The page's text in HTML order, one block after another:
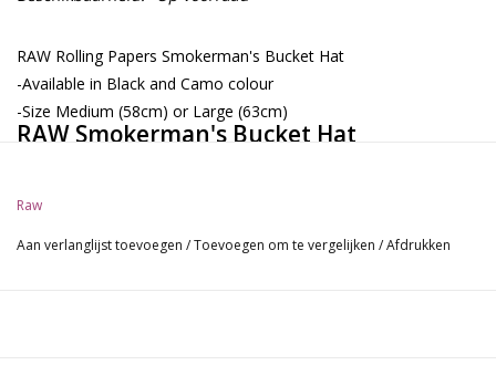
RAW Rolling Papers Smokerman's Bucket Hat
-Available in Black and Camo colour
-Size Medium (58cm) or Large (63cm)
RAW Smokerman's Bucket Hat
only is this cool apparel hat going to keep the sun from beaming
Simply roll four up and leave them in your hat for later!
Raw
Aan verlanglijst toevoegen /Toevoegen om te vergelijken /Afdrukken